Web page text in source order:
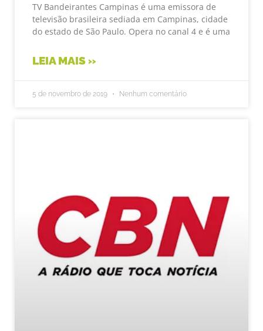
TV Bandeirantes Campinas é uma emissora de
televisão brasileira sediada em Campinas, cidade
do estado de São Paulo. Opera no canal 4 e é uma
LEIA MAIS »
5 de novembro de 2019 Nenhum comentário